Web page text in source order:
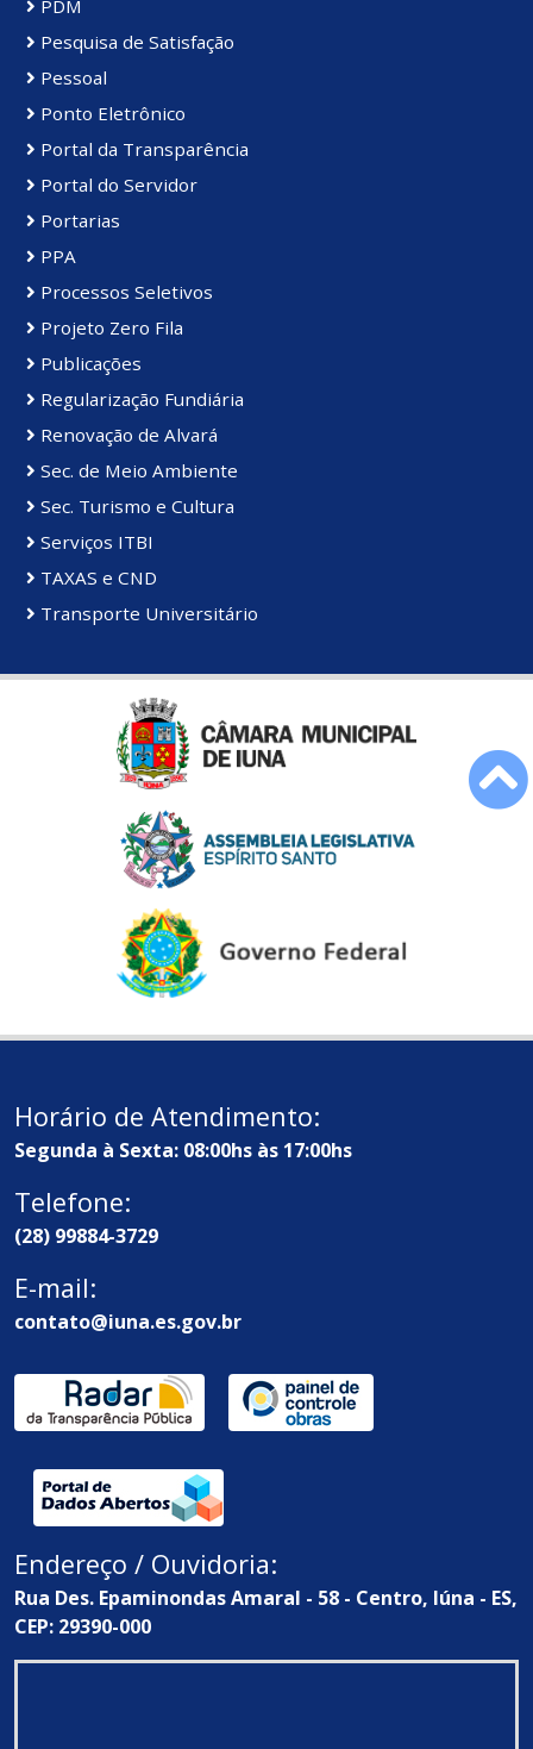
PDM
Pesquisa de Satisfação
Pessoal
Ponto Eletrônico
Portal da Transparência
Portal do Servidor
Portarias
PPA
Processos Seletivos
Projeto Zero Fila
Publicações
Regularização Fundiária
Renovação de Alvará
Sec. de Meio Ambiente
Sec. Turismo e Cultura
Serviços ITBI
TAXAS e CND
Transporte Universitário
Horário de Atendimento:
Segunda à Sexta: 08:00hs às 17:00hs
Telefone:
(28) 99884-3729
E-mail:
contato@iuna.es.gov.br
Endereço / Ouvidoria:
Rua Des. Epaminondas Amaral - 58 - Centro, Iúna - ES,
CEP: 29390-000